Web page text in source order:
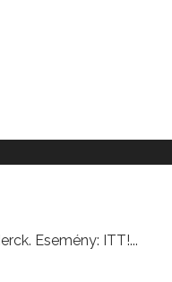
Esemény: ITT!...